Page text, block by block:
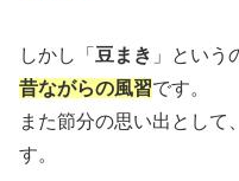
しかし「 豆まき 」という
昔ながらの風習です。
また節分の思い出として
す。